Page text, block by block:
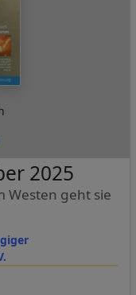
2025
Westen geht sie